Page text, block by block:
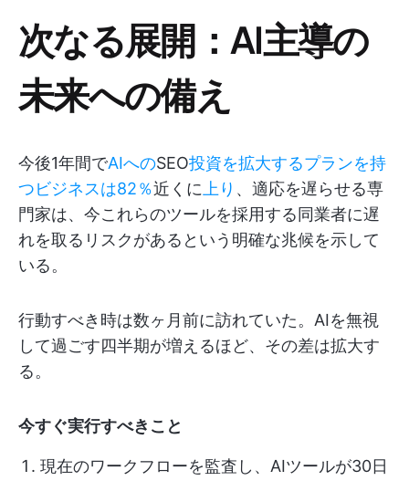
次なる展開：AI主導の
未来への備え
今後1年間でAIへのSEO投資を拡大するプランを持
つビジネスは82％近くに 上り 、適応を遅らせる専
門家は、今これらのツールを採用する同業者に遅
れを取るリスクがあるという明確な兆候を示して
いる。
行動すべき時は数ヶ月前に訪れていた。AIを無視
して過ごす四半期が増えるほど、その差は拡大す
る。
今すぐ実行すべきこと
現在のワークフローを監査し、AIツールが30日